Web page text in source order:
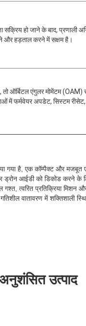
सक्रिय हो जाने के बाद, प्रणाली
और हड़ताल करने में सक्षम है।
तो ऑर्बिटल एंगुलर मोमेंटम
में फर्मवेयर अपडेट, सिस्टम रीसेट,
गया है, एक कॉम्पैक्ट और
आईडी को डिकोड करने के
त्वरित प्रतिक्रिया मिशन
वातावरण में शक्तिशाली
अनुशंसित उत्पाद